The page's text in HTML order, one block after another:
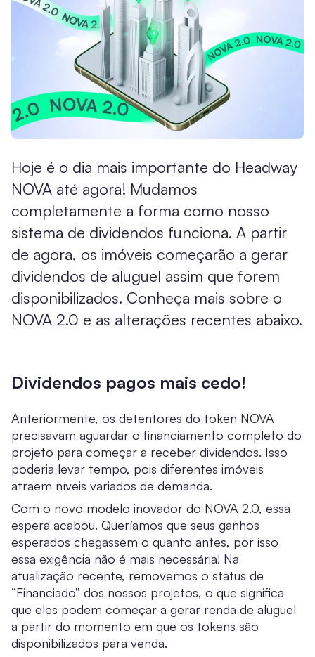
Hoje é o dia mais importante do Headway
NOVA até agora! Mudamos
completamente a forma como nosso
sistema de dividendos funciona. A partir
de agora, os imóveis começarão a gerar
dividendos de aluguel assim que forem
disponibilizados. Conheça mais sobre o
NOVA 2.0 e as alterações recentes abaixo.
Dividendos pagos mais cedo!
Anteriormente, os detentores do token NOVA
precisavam aguardar o financiamento completo do
projeto para começar a receber dividendos. Isso
poderia levar tempo, pois diferentes imóveis
atraem níveis variados de demanda.
Com o novo modelo inovador do NOVA 2.0, essa
espera acabou. Queríamos que seus ganhos
esperados chegassem o quanto antes, por isso
essa exigência não é mais necessária! Na
atualização recente, removemos o status de
“Financiado” dos nossos projetos, o que significa
que eles podem começar a gerar renda de aluguel
a partir do momento em que os tokens são
disponibilizados para venda.